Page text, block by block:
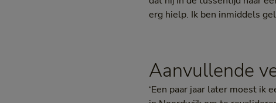
erg hielp. Ik ben inmiddels
Aanvullende
‘Een paar jaar later moest ik